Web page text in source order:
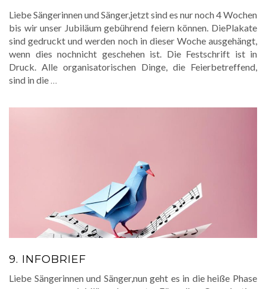
Liebe Sängerinnen und Sänger,jetzt sind es nur noch 4 Wochen
bis wir unser Jubiläum gebührend feiern können. DiePlakate
sind gedruckt und werden noch in dieser Woche ausgehängt,
wenn dies nochnicht geschehen ist. Die Festschrift ist in
Druck. Alle organisatorischen Dinge, die Feierbetreffend,
sind in die …
9. INFOBRIEF
Liebe Sängerinnen und Sänger,nun geht es in die heiße Phase